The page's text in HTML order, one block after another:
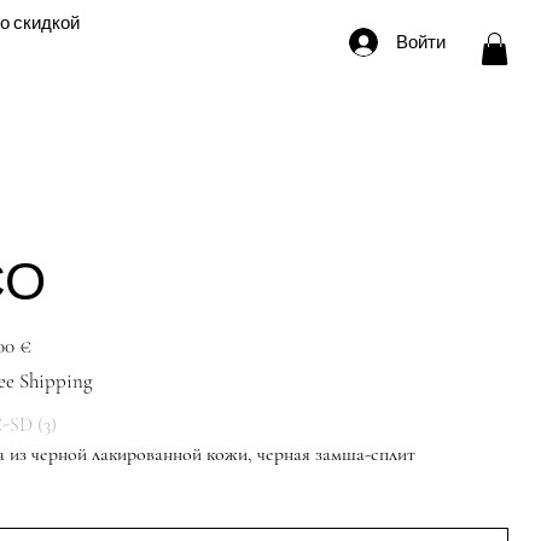
скидкой
Войти
€
Shipping
SD (3)
из черной лакированной кожи, черная замша-сплит